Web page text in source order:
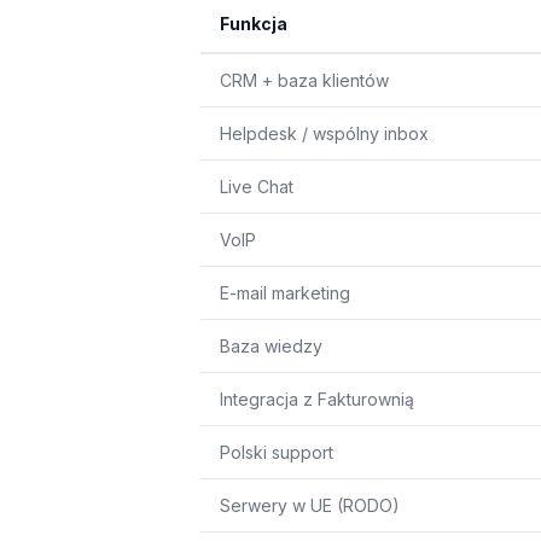
Funkcja
CRM + baza klientów
Helpdesk / wspólny inbox
Live Chat
VoIP
E-mail marketing
Baza wiedzy
Integracja z Fakturownią
Polski support
Serwery w UE (RODO)